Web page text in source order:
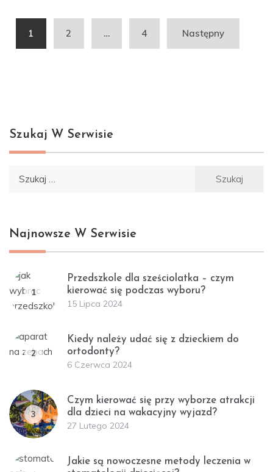
Stronicowanie
wpisów
1 2 … 4 Następny
Szukaj W Serwisie
Najnowsze W Serwisie
1
Przedszkole dla sześciolatka – czym
kierować się podczas wyboru?
15 Lipca 2024
2
Kiedy należy udać się z dzieckiem do
ortodonty?
6 Czerwca 2024
3
Czym kierować się przy wyborze atrakcji
dla dzieci na wakacyjny wyjazd?
27 Lutego 2024
Jakie są nowoczesne metody leczenia w